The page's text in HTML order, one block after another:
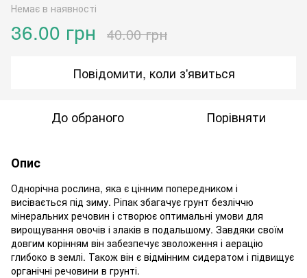
Немає в наявності
36.00 грн 40.00 грн
Повідомити, коли з'явиться
До обраного Порівняти
Опис
Однорічна рослина, яка є цінним попередником і
висівається під зиму. Ріпак збагачує грунт безліччю
мінеральних речовин і створює оптимальні умови для
вирощування овочів і злаків в подальшому. Завдяки своїм
довгим корінням він забезпечує зволоження і аерацію
глибоко в землі. Також він є відмінним сидератом і підвищує
органічні речовини в грунті.